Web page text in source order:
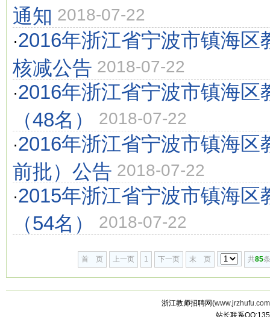
通知 2018-07-22
·2016年浙江省宁波市镇海区
核减公告 2018-07-22
·2016年浙江省宁波市镇海区
（48名）
2018-07-22
·2016年浙江省宁波市镇海区
前批）公告 2018-07-22
·2015年浙江省宁波市镇海区
（54名） 2018-07-22
首 页 上一页 1 下一页 末 页 共85
浙江教师招聘网(
站长联系